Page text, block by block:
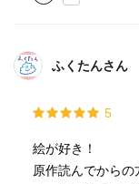
ふくたんさん
5
絵が好き！
原作読んでからの